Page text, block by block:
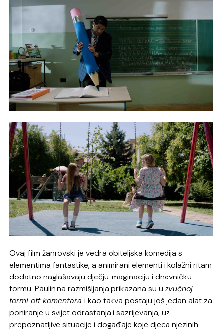
Ovaj film žanrovski je vedra obiteljska komedija s
elementima fantastike, a animirani elementi i kolažni ritam
dodatno naglašavaju dječju imaginaciju i dnevničku
formu. Paulinina razmišljanja prikazana su uzvučnoj
formi off komentarai kao takva postaju još jedan alat za
poniranje u svijet odrastanja i sazrijevanja, uz
prepoznatljive situacije i događaje koje djeca njezinih